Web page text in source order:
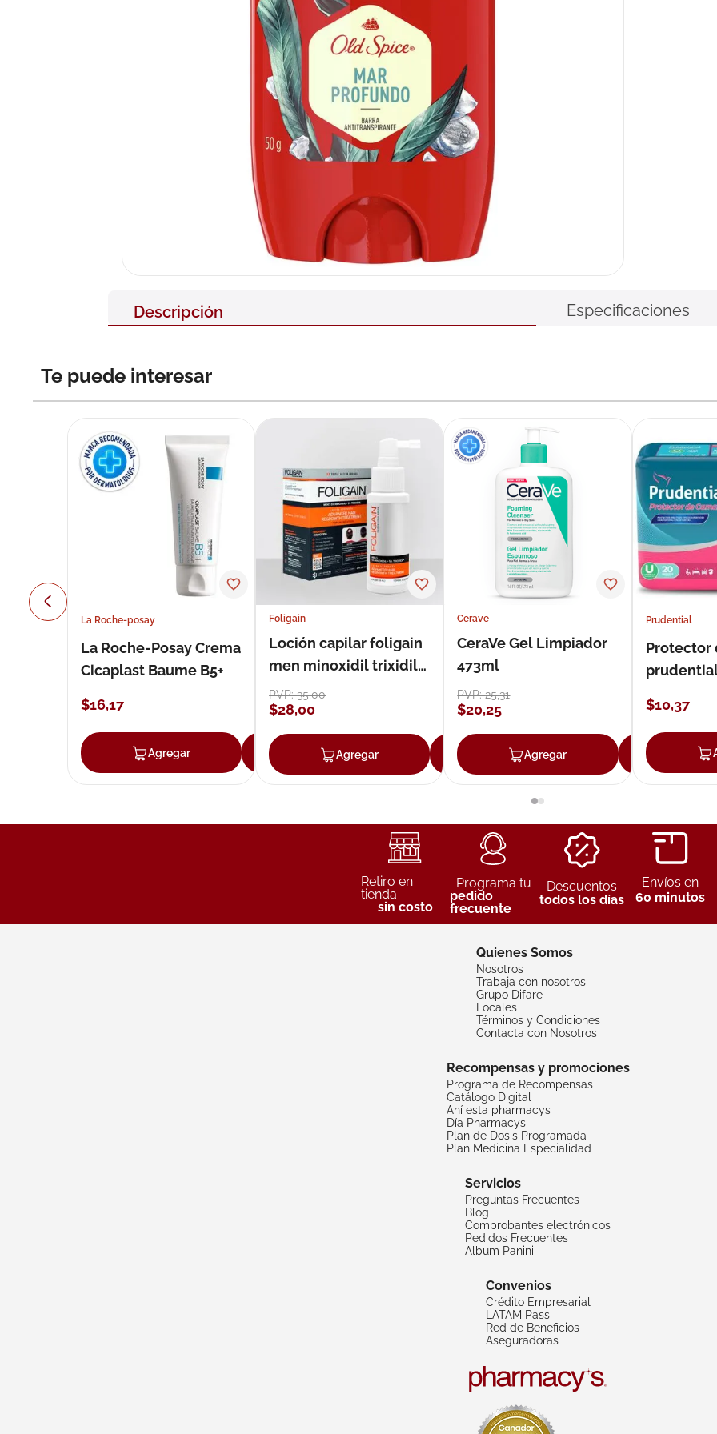
Descripción Especificaciones
Te puede interesar
La Roche-posay
La Roche-Posay Crema
Cicaplast Baume B5+
$16,17
Agregar Agregar
Foligain
Loción capilar foligain
men minoxidil trixidil
loción 59 ml
PVP:35,00
$28,00
Agregar Agregar
Cerave
CeraVe Gel Limpiador
473ml
PVP:25,31
$20,25
Agregar
Prudential
Protector
$10,37
Retiro en
tienda
sin costo
Programa tu
pedido
frecuente
Descuentos
todos los días
Envíos en
60 minutos
Quienes Somos
Nosotros
Trabaja con nosotros
Grupo Difare
Locales
Términos y Condiciones
Contacta con Nosotros
Recompensas y promociones
Programa de Recompensas
Catálogo Digital
Ahí esta pharmacys
Día Pharmacys
Plan de Dosis Programada
Plan Medicina Especialidad
Servicios
Preguntas Frecuentes
Blog
Comprobantes electrónicos
Pedidos Frecuentes
Album Panini
Convenios
Crédito Empresarial
LATAM Pass
Red de Beneficios
Aseguradoras
pañales